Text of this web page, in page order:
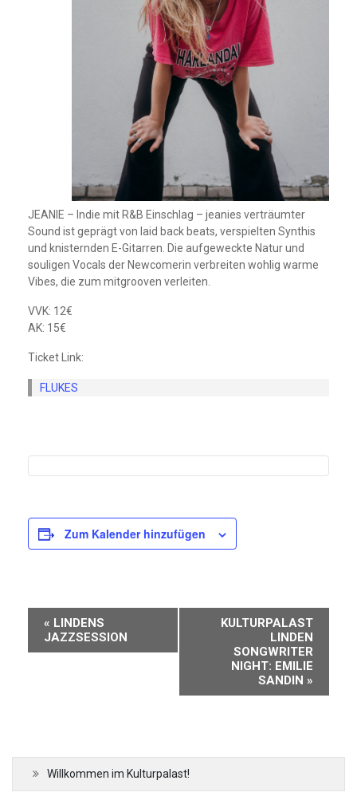
JEANIE – Indie mit R&B Einschlag – jeanies verträumter
Sound ist geprägt von laid back beats, verspielten Synthis
und knisternden E-Gitarren. Die aufgeweckte Natur und
souligen Vocals der Newcomerin verbreiten wohlig warme
Vibes, die zum mitgrooven verleiten.
VVK: 12€
AK: 15€
Ticket Link:
FLUKES
Zum Kalender hinzufügen
Veranstaltung-
Navigation
« LINDENS
JAZZSESSION
KULTURPALAST
LINDEN
SONGWRITER
NIGHT: EMILIE
SANDIN »
Willkommen im Kulturpalast!